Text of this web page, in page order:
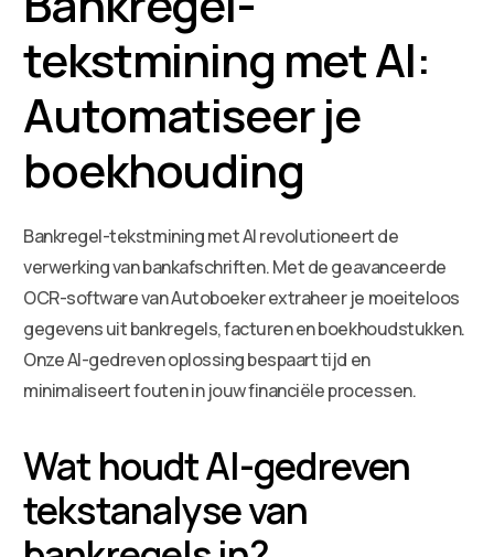
tekstmining met AI:
Automatiseer je
boekhouding
Bankregel-tekstmining met AI revolutioneert de
verwerking van bankafschriften. Met de geavanceerde
OCR-software van Autoboeker extraheer je moeiteloos
gegevens uit bankregels, facturen en boekhoudstukken.
Onze AI-gedreven oplossing bespaart tijd en
minimaliseert fouten in jouw financiële processen.
Wat houdt AI-gedreven
tekstanalyse van